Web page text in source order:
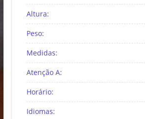
Altura:
Peso:
Medidas:
Atenção A:
Horário:
Idiomas: